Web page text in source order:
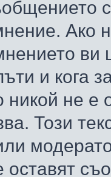
Ако
ви
и кога
никой не е
Този
оставят